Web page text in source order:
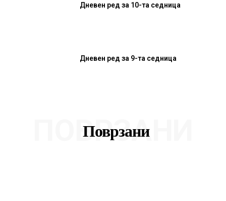
Дневен ред за 10-та седница
Дневен ред за 9-та седница
Поврзани
ПОВРЗАНИ